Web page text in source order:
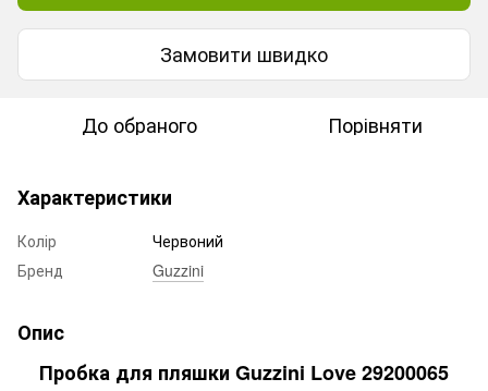
Замовити швидко
До обраного Порівняти
Характеристики
Колір
Червоний
Бренд
Guzzini
Опис
Пробка для пляшки Guzzini Love 29200065